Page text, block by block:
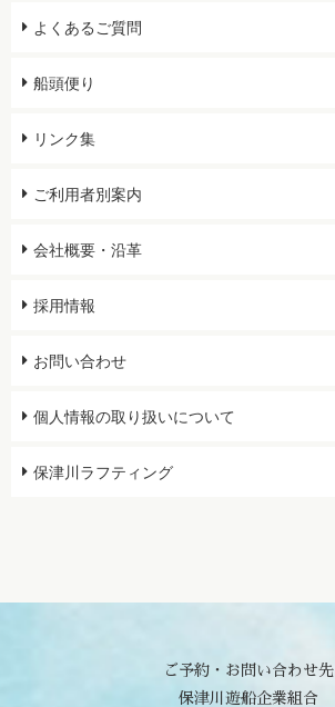
よくあるご質問
船頭便り
リンク集
ご利用者別案内
会社概要・沿革
採用情報
お問い合わせ
個人情報の取り扱いについて
保津川ラフティング
ご予約・お問い合わせ先
保津川遊船企業組合